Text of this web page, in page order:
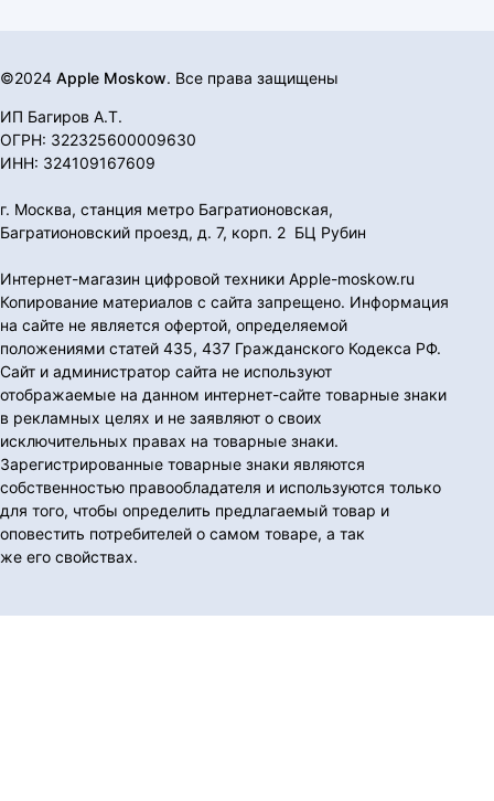
©2024 Apple Moskow. Все права защищены
ИП Багиров А.Т.
ОГРН: 322325600009630
ИНН: 324109167609
г. Москва, станция метро Багратионовская,
Багратионовский проезд, д. 7, корп. 2 БЦ Рубин
Интернет-магазин цифровой техники Apple-moskow.ru
Копирование материалов с сайта запрещено. Информация
на сайте не является офертой, определяемой
положениями статей 435, 437 Гражданского Кодекса РФ.
Сайт и администратор сайта не используют
отображаемые на данном интернет-сайте товарные знаки
в рекламных целях и не заявляют о своих
исключительных правах на товарные знаки.
Зарегистрированные товарные знаки являются
собственностью правообладателя и используются только
для того, чтобы определить предлагаемый товар и
оповестить потребителей о самом товаре, а так
же его свойствах.